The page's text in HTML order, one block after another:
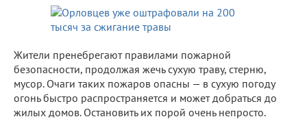
Жители пренебрегают правилами пожарной
безопасности, продолжая жечь сухую траву, стерню,
мусор. Очаги таких пожаров опасны — в сухую погоду
огонь быстро распространяется и может добраться до
жилых домов. Остановить их порой очень непросто.